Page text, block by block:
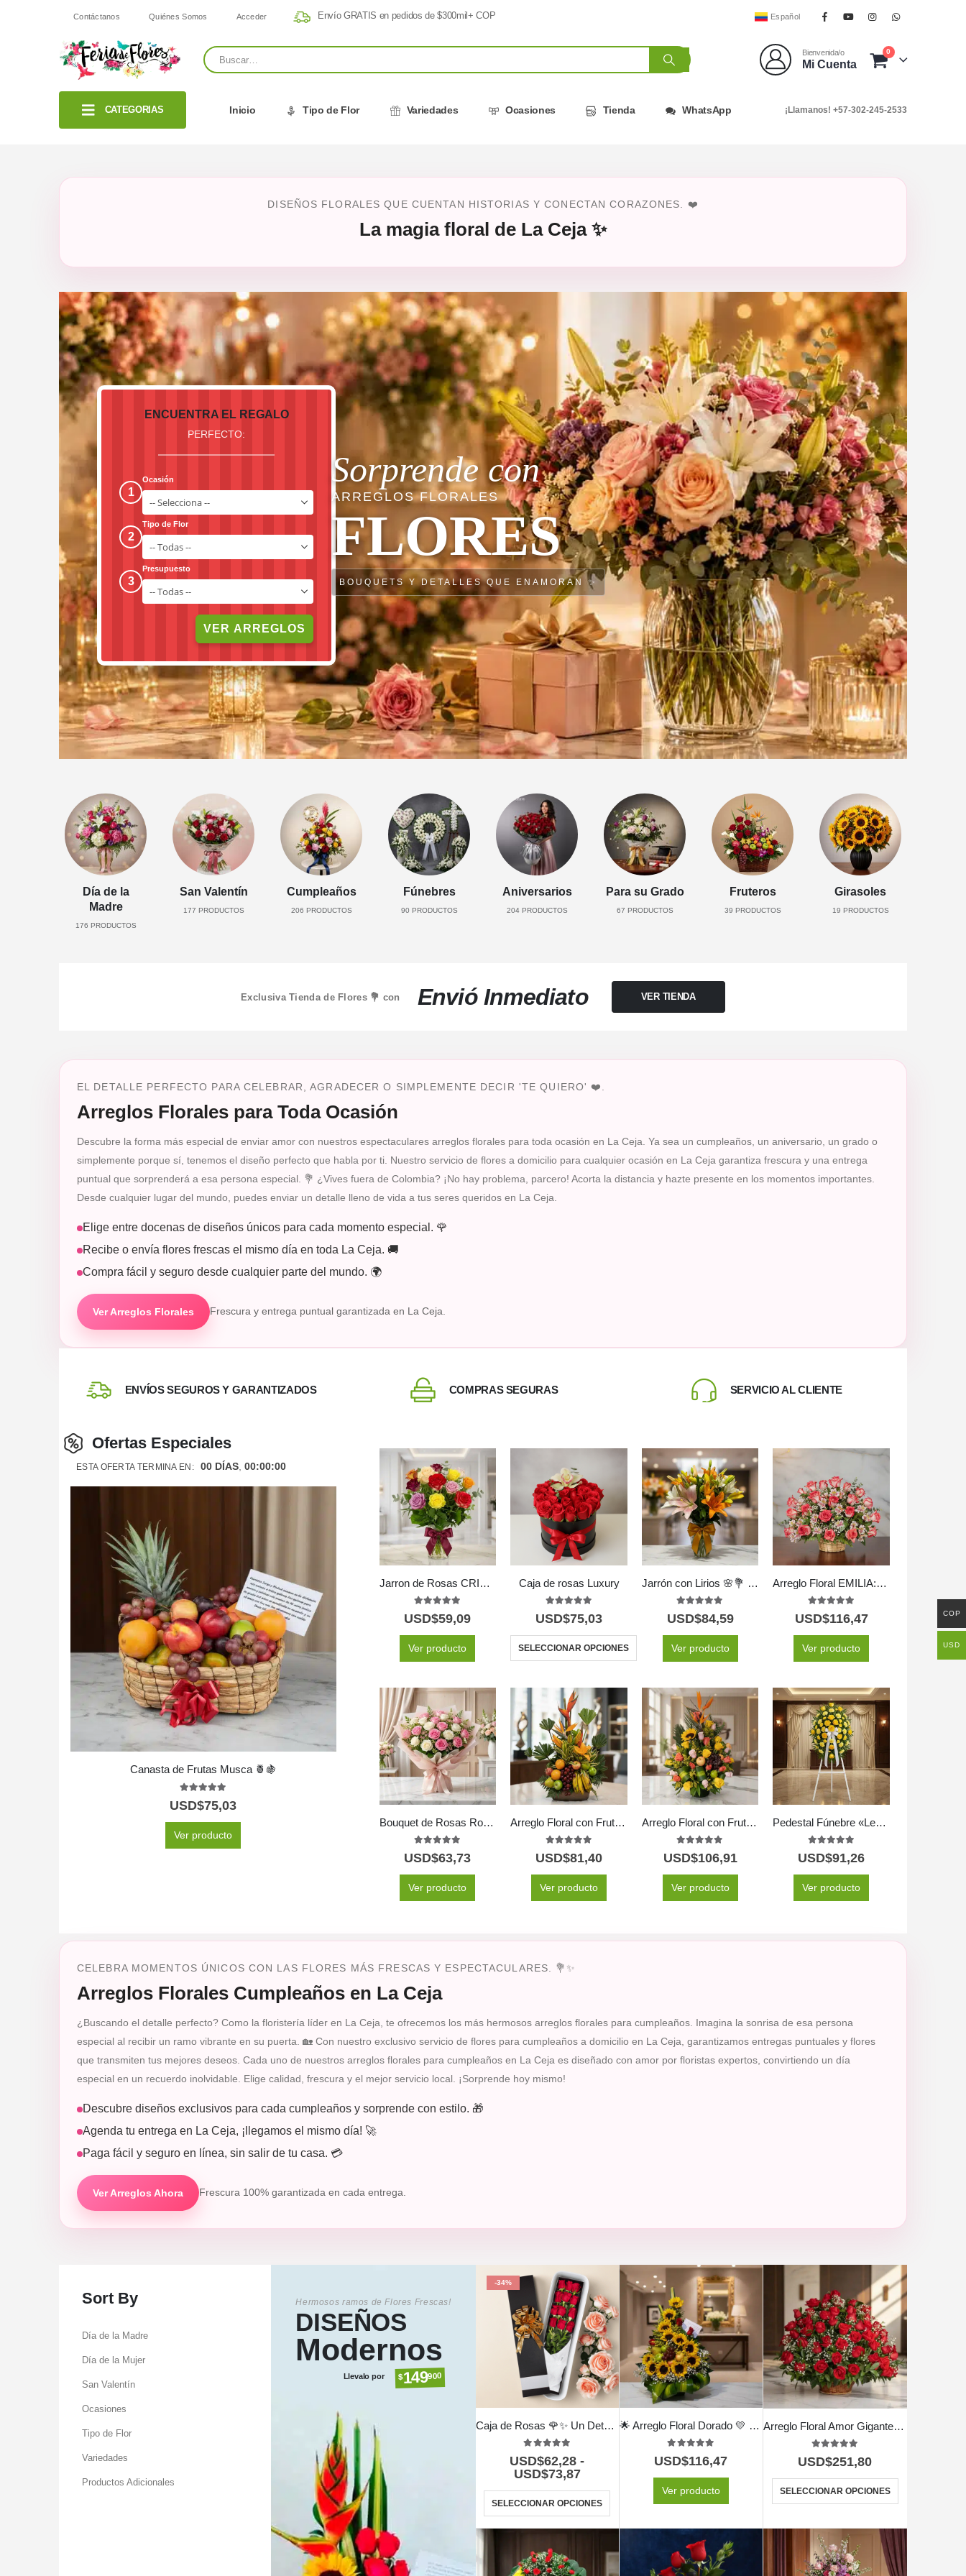
Contáctanos Quiénes Somos Acceder Envío GRATIS en pedidos de $300mil+ COP Español
Bienvenida/o
Mi Cuenta
0
CATEGORIAS Inicio Tipo de Flor Variedades Ocasiones Tienda WhatsApp ¡Llamanos! +57-302-245-2533
DISEÑOS FLORALES QUE CUENTAN HISTORIAS Y CONECTAN CORAZONES. ❤️
La magia floral de La Ceja ✨
ENCUENTRA EL REGALO
PERFECTO:
1
Ocasión
2
Tipo de Flor
3
Presupuesto
VER ARREGLOS
Sorprende con
ARREGLOS FLORALES
FLORES
BOUQUETS Y DETALLES QUE ENAMORAN ✨
Día de la
Madre
176 PRODUCTOS
San Valentín
177 PRODUCTOS
Cumpleaños
206 PRODUCTOS
Fúnebres
90 PRODUCTOS
Aniversarios
204PRODUCTOS
Para su Grado
67 PRODUCTOS
Fruteros
39 PRODUCTOS
Girasoles
19 PRODUCTOS
Exclusiva Tienda de Flores 💐 con Envió Inmediato VER TIENDA
EL DETALLE PERFECTO PARA CELEBRAR, AGRADECER O SIMPLEMENTE DECIR 'TE QUIERO' ❤️.
Arreglos Florales para Toda Ocasión
Descubre la forma más especial de enviar amor con nuestros espectaculares arreglos florales para toda ocasión en La Ceja. Ya sea un cumpleaños, un aniversario, un grado o
simplemente porque sí, tenemos el diseño perfecto que habla por ti. Nuestro servicio de flores a domicilio para cualquier ocasión en La Ceja garantiza frescura y una entrega
puntual que sorprenderá a esa persona especial. 💐 ¿Vives fuera de Colombia? ¡No hay problema, parcero! Acorta la distancia y hazte presente en los momentos importantes.
Desde cualquier lugar del mundo, puedes enviar un detalle lleno de vida a tus seres queridos en La Ceja.
Elige entre docenas de diseños únicos para cada momento especial. 🌹
Recibe o envía flores frescas el mismo día en toda La Ceja. 🚚
Compra fácil y seguro desde cualquier parte del mundo. 🌍
Ver Arreglos Florales Frescura y entrega puntual garantizada en La Ceja.
ENVÍOS SEGUROS Y GARANTIZADOS COMPRAS SEGURAS SERVICIO AL CLIENTE
Ofertas Especiales
ESTA OFERTA TERMINA EN: 00 DÍAS 00:00:00
Canasta de Frutas Musca 🍍🍇
USD$75,03
Ver producto
Jarron de Rosas CRISTINA: Elegancia en 12 Tonos Surtidos ⚜️
out of 5
USD$59,09
Ver producto
Caja de rosas Luxury
out of 5
USD$75,03
SELECCIONAR OPCIONES
Jarrón con Lirios 🌸💐 | Frescura y Elegancia Floral
out of 5
USD$84,59
Ver producto
Arreglo Floral EMILIA: Delicadeza en 30 Rosas Blush Frescas 💐
5.00out of 5
USD$116,47
Ver producto
Bouquet de Rosas Rosadas y Blancas LARAINA | Arreglo Primaveral 🕊️
out of 5
USD$63,73
Ver producto
Arreglo Floral con Frutas “Bahamas” 🍍🌸
out of 5
USD$81,40
Ver producto
Arreglo Floral con Frutas Tropical 🌺🍍
5.00out of 5
USD$106,91
Ver producto
Pedestal Fúnebre «Legado Sereno» para Julián 🕊️
out of 5
USD$91,26
Ver producto
CELEBRA MOMENTOS ÚNICOS CON LAS FLORES MÁS FRESCAS Y ESPECTACULARES. 💐✨
Arreglos Florales Cumpleaños en La Ceja
¿Buscando el detalle perfecto? Como la floristería líder en La Ceja, te ofrecemos los más hermosos arreglos florales para cumpleaños. Imagina la sonrisa de esa persona
especial al recibir un ramo vibrante en su puerta. 🏡 Con nuestro exclusivo servicio de flores para cumpleaños a domicilio en La Ceja, garantizamos entregas puntuales y flores
que transmiten tus mejores deseos. Cada uno de nuestros arreglos florales para cumpleaños en La Ceja es diseñado con amor por floristas expertos, convirtiendo un día
especial en un recuerdo inolvidable. Elige calidad, frescura y el mejor servicio local. ¡Sorprende hoy mismo!
Descubre diseños exclusivos para cada cumpleaños y sorprende con estilo. 🎁
Agenda tu entrega en La Ceja, ¡llegamos el mismo día! 🚀
Paga fácil y seguro en línea, sin salir de tu casa. 💳
Ver Arreglos Ahora Frescura 100% garantizada en cada entrega.
Hermosos ramos de Flores Frescas!
DISEÑOS
Modernos
Llevalo por $149900
Sort By
Día de la Madre
Día de la Mujer
San Valentín
Ocasiones
Tipo de Flor
Variedades
Productos Adicionales
-34%
Caja de Rosas 🌹✨ Un Detalle que Enamora
5.00
USD$62,28 -
USD$73,87
SELECCIONAR OPCIONES
🌟 Arreglo Floral Dorado 💛 Elegancia y Luz en Cada Flor
5.00out of 5
USD$116,47
Ver producto
Arreglo Floral Amor Gigante 🌹✨
5.00
USD$251,80
SELECCIONAR OPCIONES
COP
USD